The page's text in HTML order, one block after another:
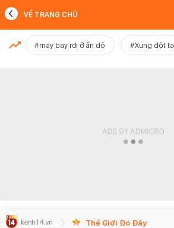
MỚI NHẤT
VỀ TRANG CHỦ
#máy bay rơi ở ấn độ #Xung đột
Thế Giới Đó Đây